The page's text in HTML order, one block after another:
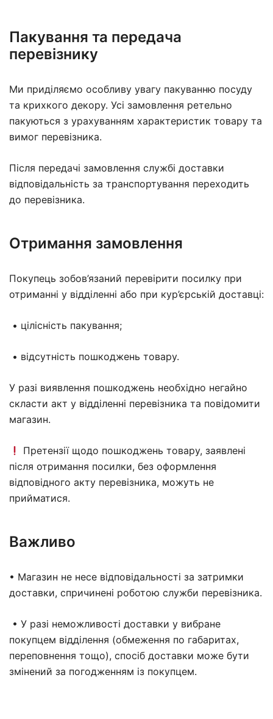
Пакування та передача
перевізнику
Ми приділяємо особливу увагу пакуванню посуду
та крихкого декору. Усі замовлення ретельно
пакуються з урахуванням характеристик товару та
вимог перевізника.
Після передачі замовлення службі доставки
відповідальність за транспортування переходить
до перевізника.
Отримання замовлення
Покупець зобов’язаний перевірити посилку при
отриманні у відділенні або при кур’єрській доставці:
• цілісність пакування;
• відсутність пошкоджень товару.
У разі виявлення пошкоджень необхідно негайно
скласти акт у відділенні перевізника та повідомити
магазин.
Претензії щодо пошкоджень товару, заявлені
після отримання посилки, без оформлення
відповідного акту перевізника, можуть не
прийматися.
Важливо
• Магазин не несе відповідальності за затримки
доставки, спричинені роботою служби перевізника.
• У разі неможливості доставки у вибране
покупцем відділення (обмеження по габаритах,
переповнення тощо), спосіб доставки може бути
змінений за погодженням із покупцем.